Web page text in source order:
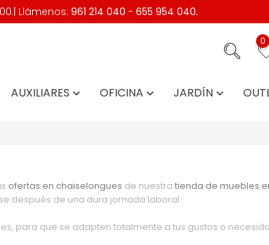
Llámenos: 961 214 040 - 655 954 040.
0
AUXILIARES  OFICINA  JARDÍN 
ofertas en chaiselongues de nuestra tienda de muebles
después de una dura jornada laboral.
para que se adapten totalmente a tus gustos o